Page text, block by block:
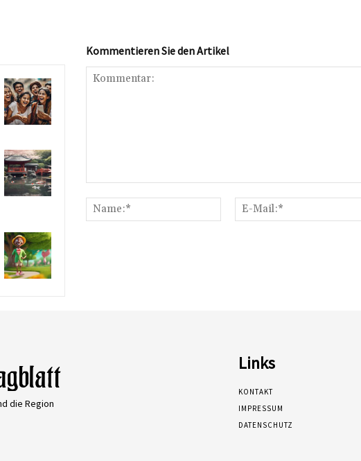
Kommentieren Sie den Artikel
Name:*
die Region
Links
KONTAKT
IMPRESSUM
DATENSCHUTZ